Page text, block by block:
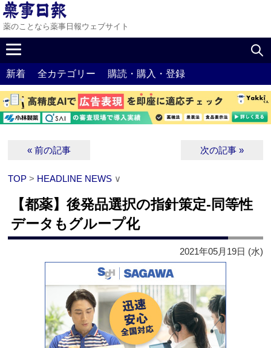
薬のことなら薬事日報ウェブサイト
新着 全カテゴリー 購読・購入・登録
« 前の記事 次の記事 »
TOP > HEADLINE NEWS ∨
【都薬】後発品選択の指針策定‐同等性
データもグループ化
2021年05月19日 (水)